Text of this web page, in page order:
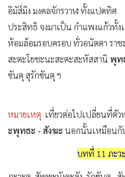
อิมัส๎มิง มงคลจักรวาฬ ทั้งแปดทิศ
ประสิทธิ จงมาเป็น กำแพงแก้วทั้ง
ห้อมล้อมรอบครอบ ทั่วอนัตตา ราช
สะตะโยชะนะสะตะสะหัสสานิ พุท
ขันตุ สุรักขันตุ ฯ
หมายเหตุ เที่ยวต่อไปเปลี่ยนที่ตัว
ะพุทธะ - สังฆะ นอกนั้นเหมือนกั
บทที่ 11 ภะว